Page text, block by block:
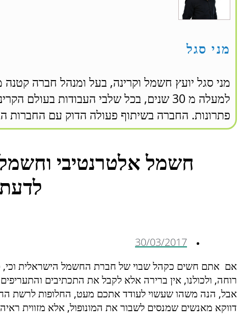
מני סגל
מני סגל יועץ חשמל וקרינה, בעל ומנהל חברה קטנה
למעלה מ 30 שנים, בכל שלבי העבודות
פתרונות. החברה בשיתוף פעולה הדוק עם החברות
חשמל אלטרנטיבי
30/03/2017
אם אתם חשים כקהל שבוי של חברת החשמל הישראלית וכי,
רוחה, ולכולנו, אין ברירה אלא לקבל את התכתיבים
אבל, הנה משהו שעשוי לעודד אתכם מעט, החלופות לרשת
דווקא מאנשים שמנסים לשבור את המונופול, אלא מזווית